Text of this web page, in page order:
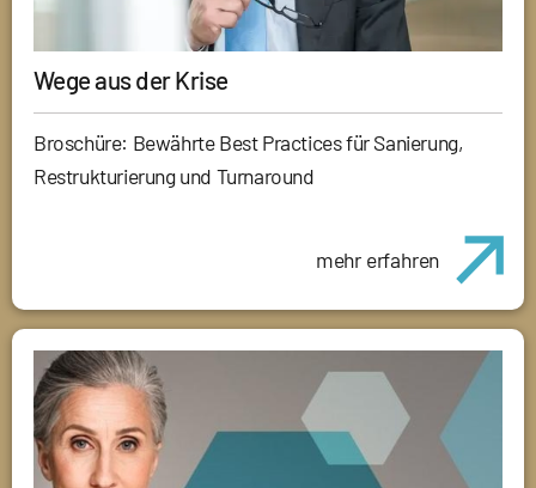
Wege aus der Krise
Broschüre: Bewährte Best Practices für Sanierung,
Restrukturierung und Turnaround
mehr erfahren